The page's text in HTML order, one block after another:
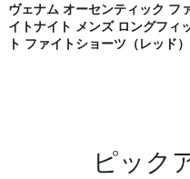
ヴェナム オーセンティック フ
イトナイト メンズ ロングフィ
ト ファイトショーツ（レッド）
ピック